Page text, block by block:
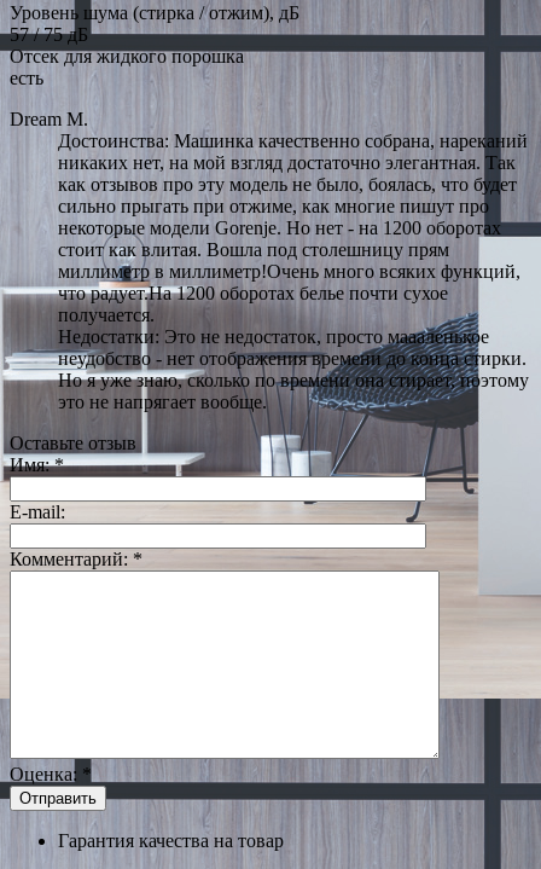
Уровень шума (стирка / отжим), дБ
57 / 75 дБ
Отсек для жидкого порошка
есть
Dream M.
Достоинства: Машинка качественно собрана, нареканий
никаких нет, на мой взгляд достаточно элегантная. Так
как отзывов про эту модель не было, боялась, что будет
сильно прыгать при отжиме, как многие пишут про
некоторые модели Gorenje. Но нет - на 1200 оборотах
стоит как влитая. Вошла под столешницу прям
миллиметр в миллиметр!Очень много всяких функций,
что радует.На 1200 оборотах белье почти сухое
получается.
Недостатки: Это не недостаток, просто маааленькое
неудобство - нет отображения времени до конца стирки.
Но я уже знаю, сколько по времени она стирает, поэтому
это не напрягает вообще.
Оставьте отзыв
Имя:*
E-mail:
Комментарий: *
Оценка: *
Гарантия качества на товар